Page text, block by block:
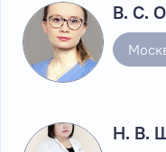
В. С.
Н. В.